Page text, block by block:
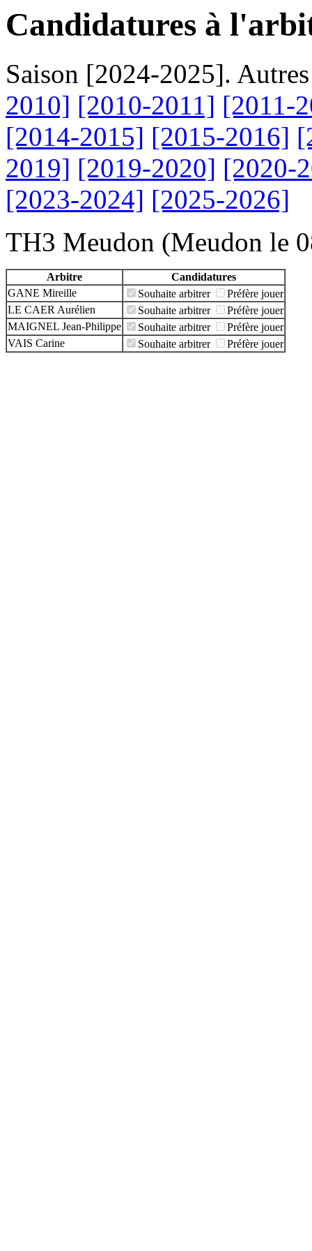
Candidatures à
Saison [2024-2025].
2010] [2010-2011] [2011-
[2014-2015] [2015-2016]
2019] [2019-2020] [2020-
[2023-2024] [2025-2026]
TH3 Meudon (Meudon le
Arbitre
Candidatures
GANE Mireille
Souhaite arbitrer
Préfère jouer
LE CAER Aurélien
Souhaite arbitrer
Préfère jouer
MAIGNEL Jean-Philippe
Souhaite arbitrer
Préfère jouer
VAIS Carine
Souhaite arbitrer Préfère jouer